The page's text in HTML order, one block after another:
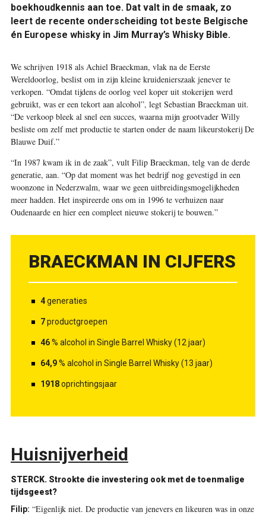
boekhoudkennis aan toe. Dat valt in de smaak, zo
leert de recente onderscheiding tot beste Belgische
én Europese whisky in Jim Murray’s Whisky Bible.
We schrijven 1918 als Achiel Braeckman, vlak na de Eerste
Wereldoorlog, beslist om in zijn kleine kruidenierszaak jenever te
verkopen. “Omdat tijdens de oorlog veel koper uit stokerijen werd
gebruikt, was er een tekort aan alcohol”, legt Sebastian Braeckman uit.
“De verkoop bleek al snel een succes, waarna mijn grootvader Willy
besliste om zelf met productie te starten onder de naam likeurstokerij De
Blauwe Duif.”
“In 1987 kwam ik in de zaak”, vult Filip Braeckman, telg van de derde
generatie, aan. “Op dat moment was het bedrijf nog gevestigd in een
woonzone in Nederzwalm, waar we geen uitbreidingsmogelijkheden
meer hadden. Het inspireerde ons om in 1996 te verhuizen naar
Oudenaarde en hier een compleet nieuwe stokerij te bouwen.”
BRAECKMAN IN CIJFERS
4generaties
7productgroepen
46% alcohol in Single Barrel Whisky (12 jaar)
64,9% alcohol in Single Barrel Whisky (13 jaar)
1918oprichtingsjaar
Huisnijverheid
STERCK. Strookte die investering ook met de toenmalige
tijdsgeest?
Filip: “Eigenlijk niet. De productie van jenevers en likeuren was in onze